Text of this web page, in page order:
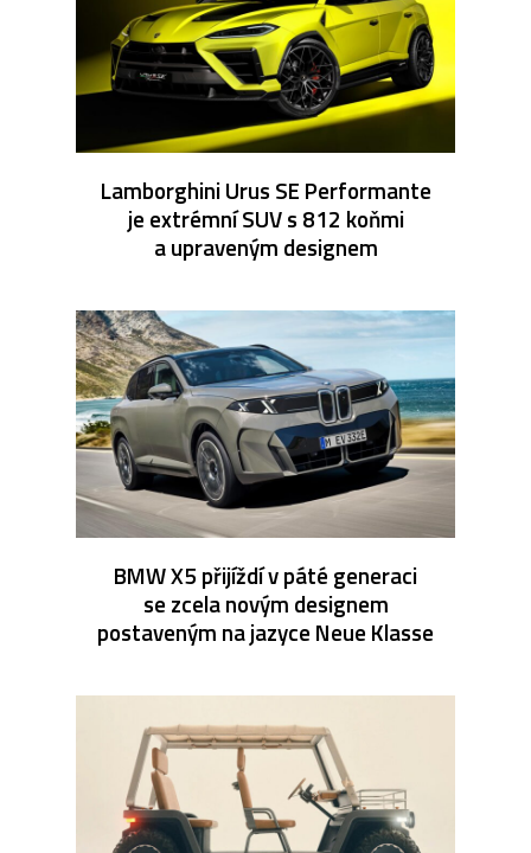
Lamborghini Urus SE Performante
je extrémní SUV s 812 koňmi
a upraveným designem
BMW X5 přijíždí v páté generaci
se zcela novým designem
postaveným na jazyce Neue Klasse